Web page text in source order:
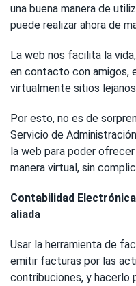
una buena manera de
puede realizar ahora de
La web nos facilita la
en contacto con amigos,
virtualmente sitios
Por esto, no es de
Servicio de
la web para poder
manera virtual, sin
Contabilidad
aliada
Usar la herramienta de
emitir facturas por las
contribuciones, y hacerlo